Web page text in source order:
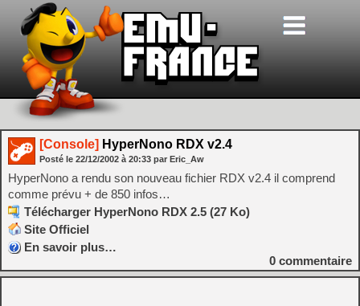
[Console] HyperNono RDX v2.4
Posté le 22/12/2002 à 20:33 par Eric_Aw
HyperNono a rendu son nouveau fichier RDX v2.4 il comprend
comme prévu + de 850 infos…
Télécharger HyperNono RDX 2.5 (27 Ko)
Site Officiel
En savoir plus…
0 commentaire